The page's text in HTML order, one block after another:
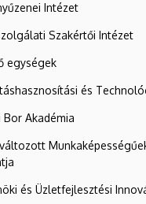
Intézet
Szakértői Intézet
egységek
és
Bor Akadémia
és Üzletfejlesztési